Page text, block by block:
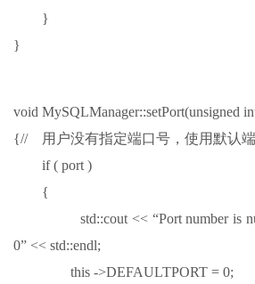
}
}
void MySQLManager::setPort(unsigned
{// 用户没有指定端口号，使用默认
if ( port )
{
std::cout << “Port number is null!
0” << std::endl;
this ->DEFAULTPORT = 0;